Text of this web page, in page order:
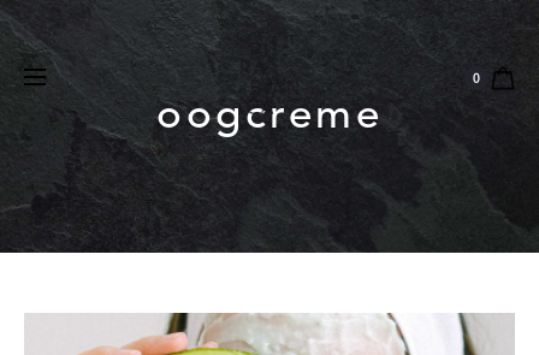
Natuurlijk Vegan
Dierproefvrij 0
oogcreme